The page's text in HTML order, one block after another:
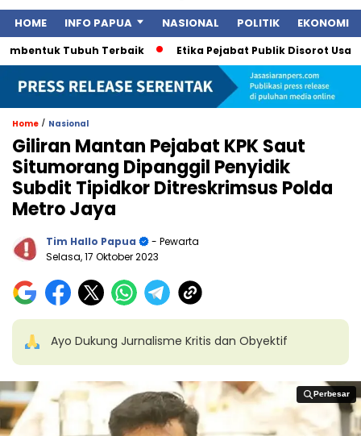
HOME INFO PAPUA NASIONAL POLITIK EKONOMI
Tubuh Terbaik Etika Pejabat Publik Disorot Usai
Home / Nasional
Giliran Mantan Pejabat KPK Saut
Situmorang Dipanggil Penyidik
Subdit Tipidkor Ditreskrimsus Polda
Metro Jaya
Tim Hallo Papua
- Pewarta
Selasa, 17 Oktober 2023
Ayo Dukung Jurnalisme Kritis dan Obyektif
Perbesar
Perbesar